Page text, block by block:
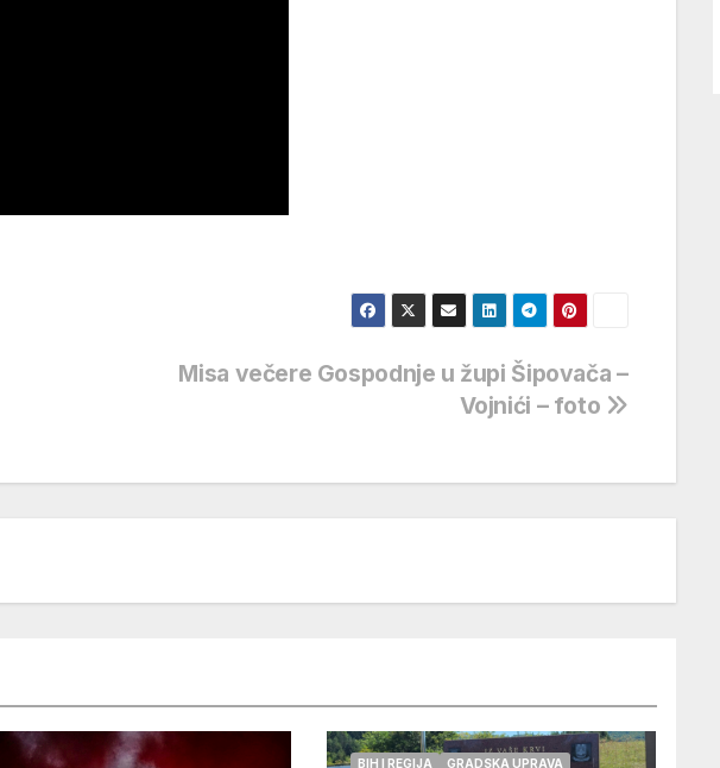
Misa večere Gospodnje u župi Šipovača –
Vojnići – foto
BIH I REGIJA
GRADSKA UPRAVA